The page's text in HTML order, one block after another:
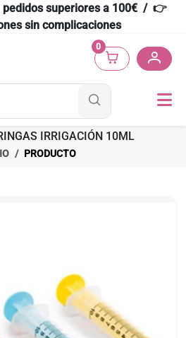
pedidos superiores a 100€ / 👉
sin complicaciones
0
IRRIGACIÓN 10ML
PRODUCTO